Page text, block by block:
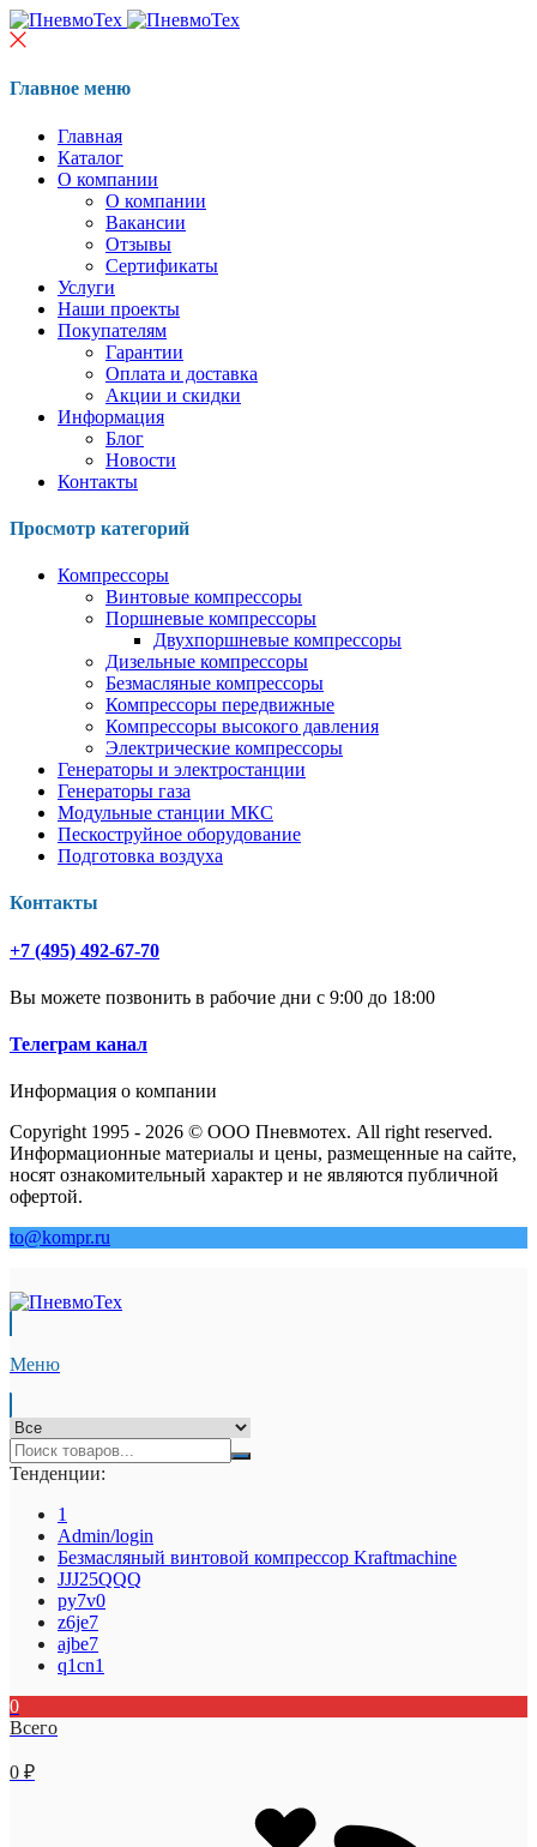
Главное меню
Главная
Каталог
О компании
О компании
Вакансии
Отзывы
Сертификаты
Услуги
Наши проекты
Покупателям
Гарантии
Оплата и доставка
Акции и скидки
Информация
Блог
Новости
Контакты
Просмотр категорий
Компрессоры
Винтовые компрессоры
Поршневые компрессоры
Двухпоршневые компрессоры
Дизельные компрессоры
Безмасляные компрессоры
Компрессоры передвижные
Компрессоры высокого давления
Электрические компрессоры
Генераторы и электростанции
Генераторы газа
Модульные станции МКС
Пескоструйное оборудование
Подготовка воздуха
Контакты
+7 (495) 492-67-70
Вы можете позвонить в рабочие дни с 9:00 до 18:00
Телеграм канал
Информация о компании
Copyright 1995 - 2026 © ООО Пневмотех. All right reserved.
Информационные материалы и цены, размещенные на сайте,
носят ознакомительный характер и не являются публичной
офертой.
to@kompr.ru
Меню
Тенденции:
1
Admin/login
Безмасляный винтовой компрессор Kraftmaсhine
JJJ25QQQ
py7v0
z6je7
ajbe7
q1cn1
0
Всего
0 ₽